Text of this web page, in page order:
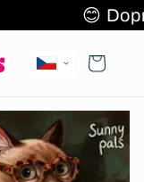
😊
Košík